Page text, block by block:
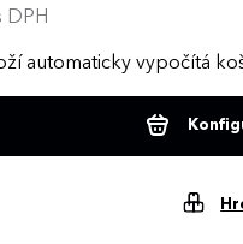
DPH
automaticky vypočítá